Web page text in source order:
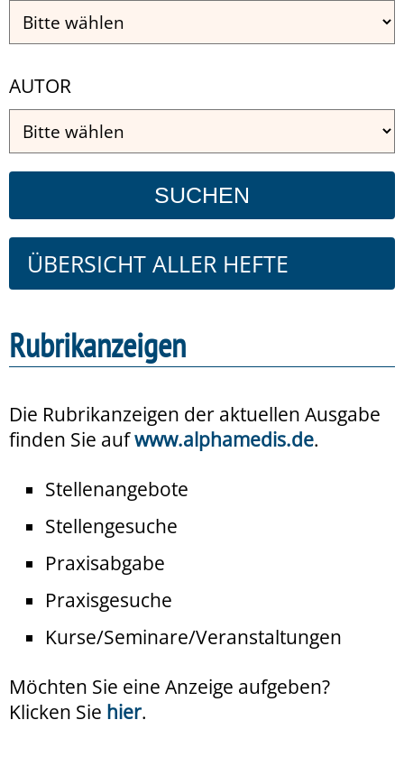
AUTOR
ÜBERSICHT ALLER HEFTE
Rubrikanzeigen
Die Rubrikanzeigen der aktuellen Ausgabe
finden Sie aufwww.alphamedis.de.
Stellenangebote
Stellengesuche
Praxisabgabe
Praxisgesuche
Kurse/Seminare/Veranstaltungen
Möchten Sie eine Anzeige aufgeben?
Klicken Sie hier.